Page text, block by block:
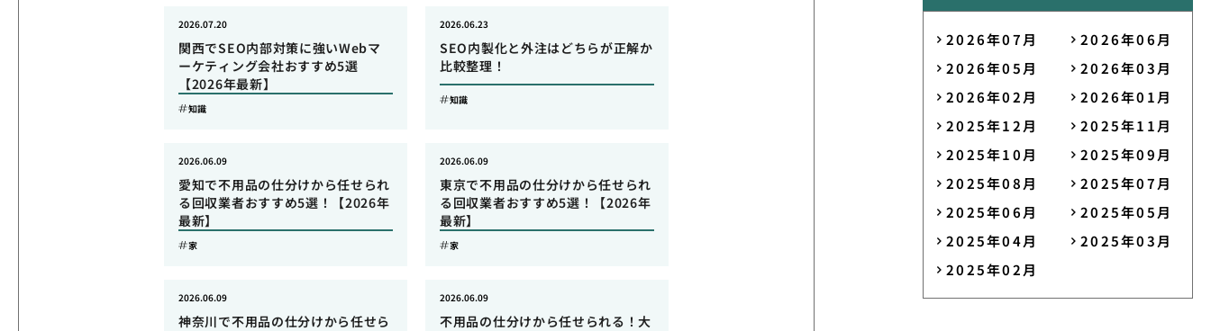
関西でSEO内部対策に強いWebマ
ーケティング会社おすすめ5選
【2026年最新】
2026.07.20
知識
SEO内製化と外注はどちらが正解か
比較整理！
2026.06.23
知識
愛知で不用品の仕分けから任せられ
る回収業者おすすめ5選！【2026年
最新】
2026.06.09
家
東京で不用品の仕分けから任せられ
る回収業者おすすめ5選！【2026年
最新】
2026.06.09
家
神奈川で不用品の仕分けから任せら
2026.06.09
不用品の仕分けから任せられる！大
2026.06.09
2026年07月
2026年06月
2026年05月
2026年03月
2026年02月
2026年01月
2025年12月
2025年11月
2025年10月
2025年09月
2025年08月
2025年07月
2025年06月
2025年05月
2025年04月
2025年03月
2025年02月